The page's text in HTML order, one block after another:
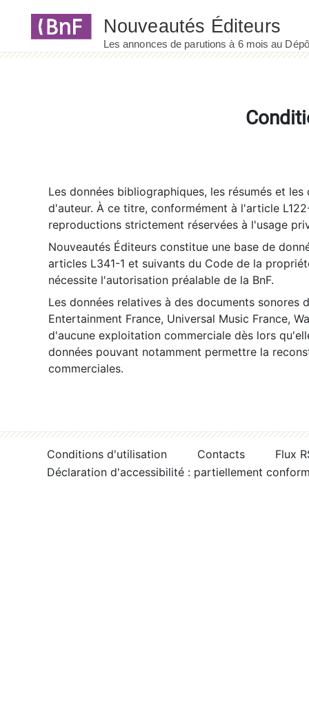
Les données bibliographiques, les résumés et
d'auteur. À ce titre, conformément à l'article
reproductions strictement réservées à l'usage
Nouveautés Éditeurs constitue une base de
articles L341-1 et suivants du Code de la
nécessite l'autorisation préalable de la BnF.
Les données relatives à des documents sonores
Entertainment France, Universal Music France,
d'aucune exploitation commerciale dès lors
données pouvant notamment permettre la
commerciales.
Conditions d'utilisation Contacts
Flux
Déclaration d'accessibilité : partiellement